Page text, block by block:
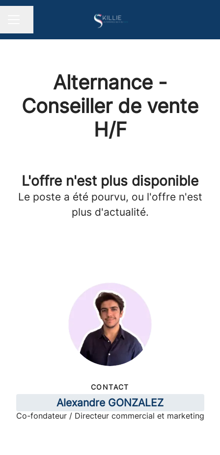
Alternance -
Conseiller de vente
H/F
L'offre n'est plus disponible
Le poste a été pourvu, ou l'offre n'est
plus d'actualité.
CONTACT
Alexandre GONZALEZ
Co-fondateur / Directeur commercial et marketing